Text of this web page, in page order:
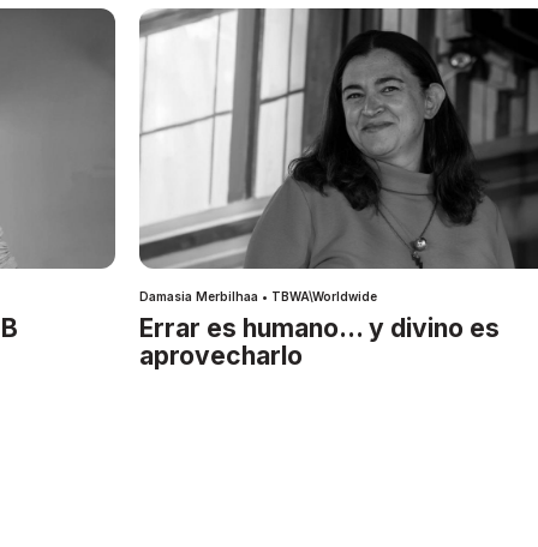
Damasia Merbilhaa • TBWA\Worldwide
Errar es humano… y divino es
aprovecharlo